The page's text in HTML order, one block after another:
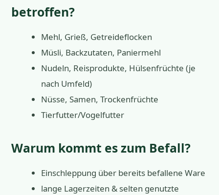
betroffen?
Mehl, Grieß, Getreideflocken
Müsli, Backzutaten, Paniermehl
Nudeln, Reisprodukte, Hülsenfrüchte (je
nach Umfeld)
Nüsse, Samen, Trockenfrüchte
Tierfutter/Vogelfutter
Warum kommt es zum Befall?
Einschleppung über bereits befallene Ware
lange Lagerzeiten & selten genutzte